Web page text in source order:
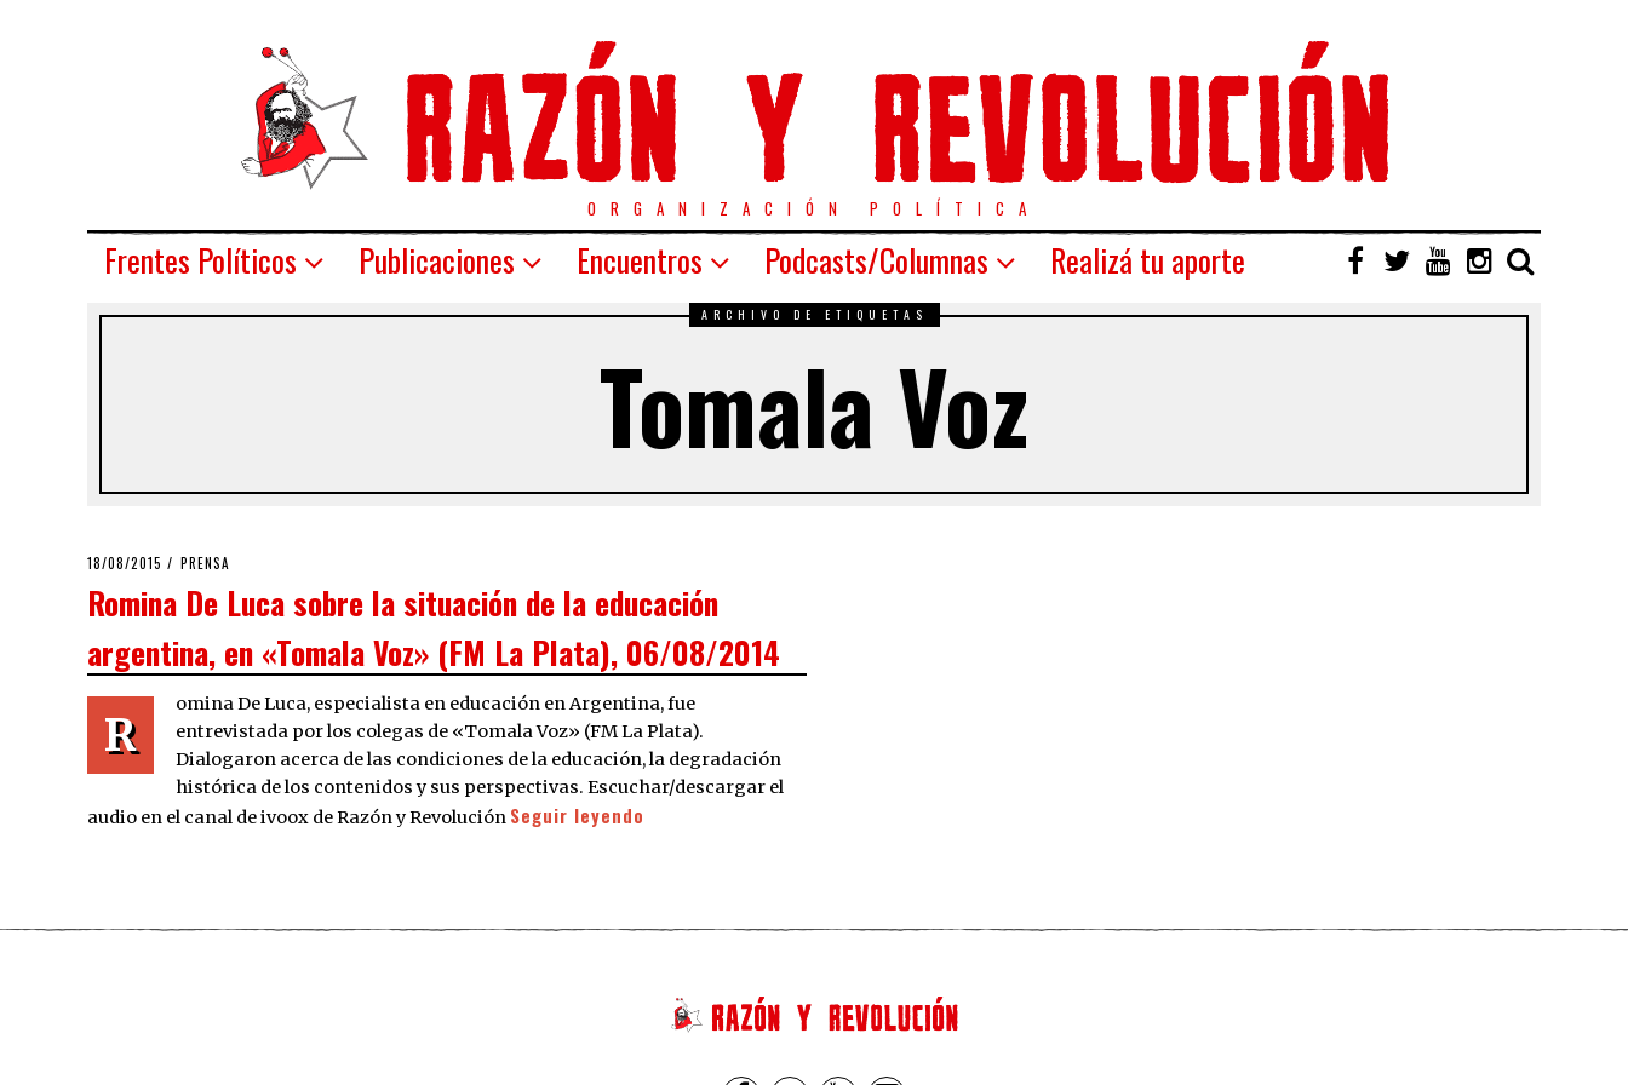
ORGANIZACIÓN POLÍTICA
Frentes Políticos Publicaciones Encuentros Podcasts/Columnas Realizá tu aporte
ARCHIVO DE ETIQUETAS
Tomala Voz
POSTED
18/08/2015 PRENSA
Romina De Luca sobre la situación de la educación
argentina, en «Tomala Voz» (FM La Plata), 06/08/2014
R
omina De Luca, especialista en educación en Argentina, fue
entrevistada por los colegas de «Tomala Voz» (FM La Plata).
Dialogaron acerca de las condiciones de la educación, la degradación
histórica de los contenidos y sus perspectivas. Escuchar/descargar el
audio en el canal de ivoox de Razón y Revolución Seguir leyendo